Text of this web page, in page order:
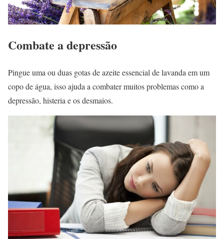
Combate a depressão
Pingue uma ou duas gotas de azeite essencial de lavanda em um
copo de água, isso ajuda a combater muitos problemas como a
depressão, histeria e os desmaios.